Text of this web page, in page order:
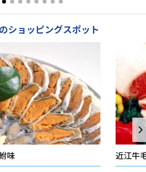
では...
ショッピングスポット
味 近江牛